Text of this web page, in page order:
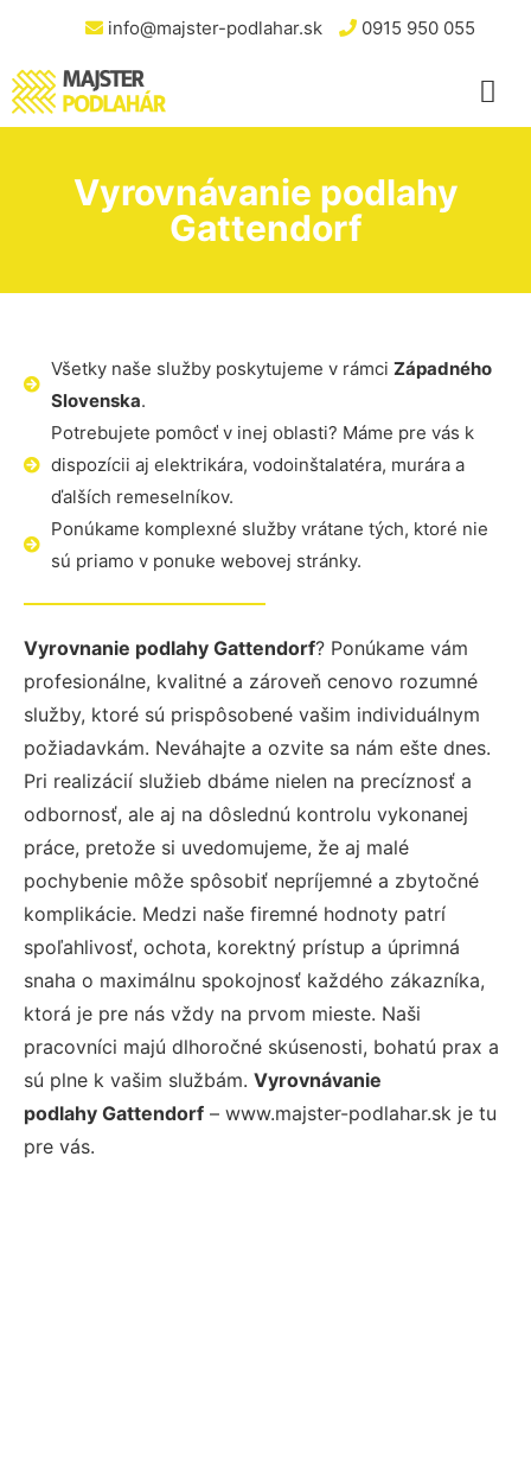
info@majster-podlahar.sk 0915 950 055
Vyrovnávanie podlahy
Gattendorf
Všetky naše služby poskytujeme v rámci Západného
Slovenska.
Potrebujete pomôcť v inej oblasti? Máme pre vás k
dispozícii aj elektrikára, vodoinštalatéra, murára a
ďalších remeselníkov.
Ponúkame komplexné služby vrátane tých, ktoré nie
sú priamo v ponuke webovej stránky.
Vyrovnanie podlahy Gattendorf? Ponúkame vám
profesionálne, kvalitné a zároveň cenovo rozumné
služby, ktoré sú prispôsobené vašim individuálnym
požiadavkám. Neváhajte a ozvite sa nám ešte dnes.
Pri realizácií služieb dbáme nielen na precíznosť a
odbornosť, ale aj na dôslednú kontrolu vykonanej
práce, pretože si uvedomujeme, že aj malé
pochybenie môže spôsobiť nepríjemné a zbytočné
komplikácie. Medzi naše firemné hodnoty patrí
spoľahlivosť, ochota, korektný prístup a úprimná
snaha o maximálnu spokojnosť každého zákazníka,
ktorá je pre nás vždy na prvom mieste. Naši
pracovníci majú dlhoročné skúsenosti, bohatú prax a
sú plne k vašim službám. Vyrovnávanie
podlahy Gattendorf – www.majster-podlahar.sk je tu
pre vás.